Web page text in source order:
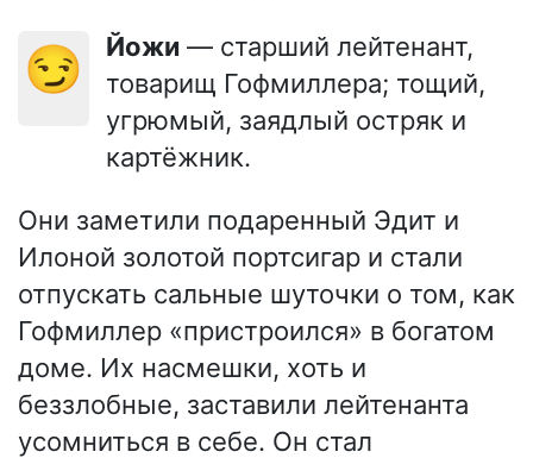
😏 Йожи — старший лейтенант,
товарищ Гофмиллера; тощий,
угрюмый, заядлый остряк и
картёжник.
Они заметили подаренный Эдит и
Илоной золотой портсигар и стали
отпускать сальные шуточки о том, как
Гофмиллер «пристроился» в богатом
доме. Их насмешки, хоть и
беззлобные, заставили лейтенанта
усомниться в себе. Он стал